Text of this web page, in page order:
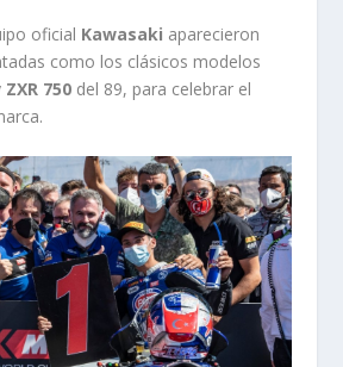
oficial Kawasaki aparecieron
como los clásicos modelos
ZXR 750 del 89, para celebrar el